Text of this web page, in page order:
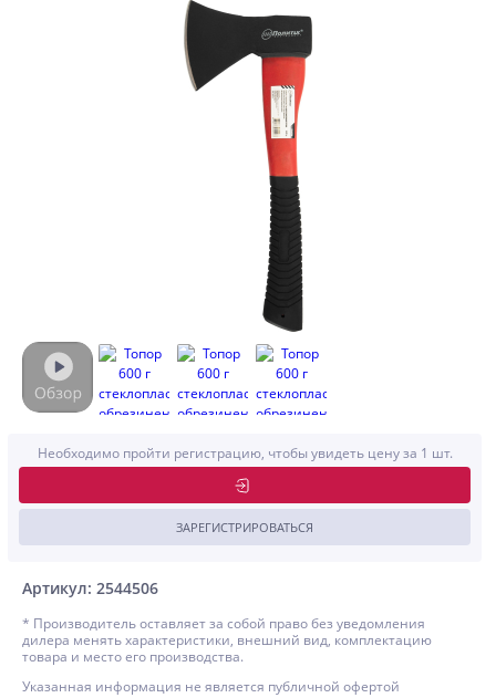
Артикул: 2544506
Необходимо пройти регистрацию, чтобы увидеть цену за 1 шт.
ЗАРЕГИСТРИРОВАТЬСЯ
* Производитель оставляет за собой право без уведомления
дилера менять характеристики, внешний вид, комплектацию
товара и место его производства.
Указанная информация не является публичной офертой